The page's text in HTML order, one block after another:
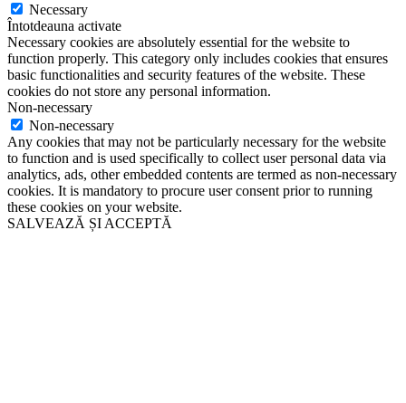
Necessary
Întotdeauna activate
Necessary cookies are absolutely essential for the website to
function properly. This category only includes cookies that ensures
basic functionalities and security features of the website. These
cookies do not store any personal information.
Non-necessary
Non-necessary
Any cookies that may not be particularly necessary for the website
to function and is used specifically to collect user personal data via
analytics, ads, other embedded contents are termed as non-necessary
cookies. It is mandatory to procure user consent prior to running
these cookies on your website.
SALVEAZĂ ȘI ACCEPTĂ